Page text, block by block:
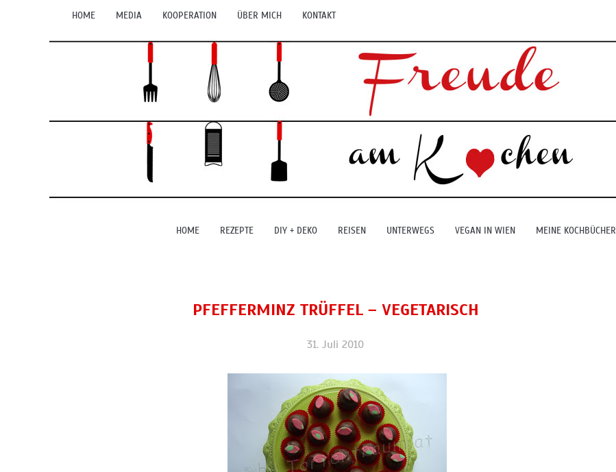
HOME MEDIA KOOPERATION ÜBER MICH KONTAKT
HOME REZEPTE DIY + DEKO REISEN UNTERWEGS VEGAN IN WIEN MEINE KOCHBÜCHER
PFEFFERMINZ TRÜFFEL – VEGETARISCH
31. Juli 2010